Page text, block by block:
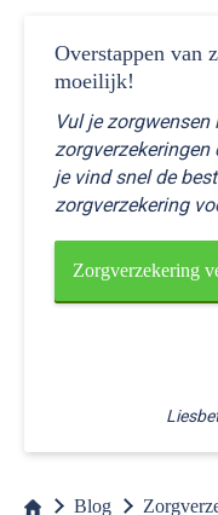
Overstappen van
moeilijk!
Vul je
zorgverzekeringen
je vind snel de
zorgverzekering
Zorgverzekering
Blog